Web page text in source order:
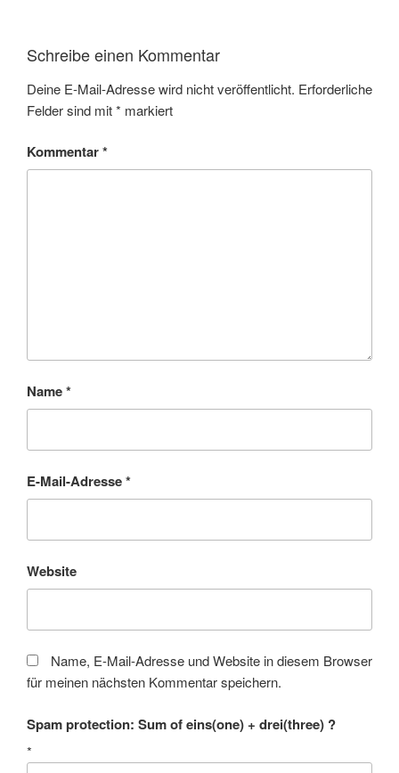
Schreibe einen Kommentar
Deine E-Mail-Adresse wird nicht veröffentlicht. Erforderliche
Felder sind mit* markiert
Kommentar*
Name*
E-Mail-Adresse*
Website
Name, E-Mail-Adresse und Website in diesem Browser
für meinen nächsten Kommentar speichern.
Spam protection: Sum of eins(one) + drei(three) ?
*